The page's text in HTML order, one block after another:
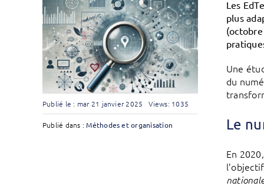
Publié le : mar 21 janvier 2025 Views: 1035
Publié dans :Méthodes et organisation
Les
plus
Une
du
Le
En